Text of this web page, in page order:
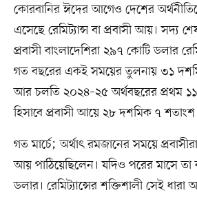
কোরবানির ঈদের আগেও দেশের অর্থনীতিতে
এসেছে রেমিট্যান্স বা প্রবাসী আয়। সদ্য
প্রবাসী বাংলাদেশিরা ২৯৭ কোটি ডলার
গত বছরের একই সময়ের তুলনায় ৩১
আর চলতি ২০২৪–২৫ অর্থবছরের প্রথম
হিসাবে প্রবাসী আয়ে ২৮ দশমিক ৭ শতাংশ
গত মার্চে; অর্থাৎ রমজানের সময়ে
আয় পাঠিয়েছিলেন। যদিও পরের মাসে
ডলার। রেমিট্যান্সের শক্তিশালী সেই ধারা